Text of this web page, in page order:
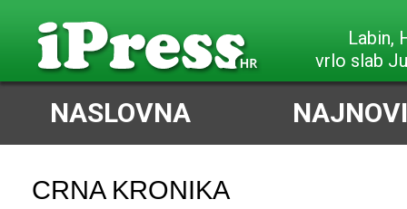
Labin,
vrlo slab
NASLOVNA
CRNA KRONIKA